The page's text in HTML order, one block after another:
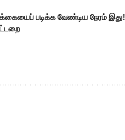
படிக்க வேண்டிய நேரம் இது!